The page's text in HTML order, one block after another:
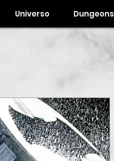
Universo Dungeons